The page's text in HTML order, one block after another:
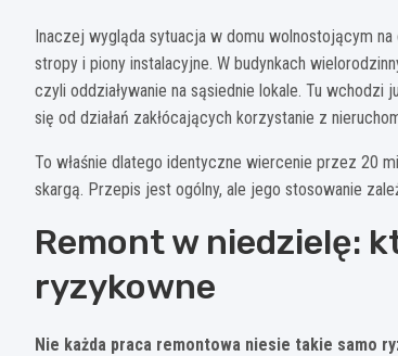
Inaczej wygląda sytuacja w domu wolnostojącym
stropy i piony instalacyjne. W budynkach
czyli oddziaływanie na sąsiednie lokale. Tu wchodzi
się od działań zakłócających korzystanie z
To właśnie dlatego identyczne wiercenie przez 20
skargą. Przepis jest ogólny, ale jego stosowanie
Remont w niedzielę:
ryzykowne
Nie każda praca remontowa niesie takie samo